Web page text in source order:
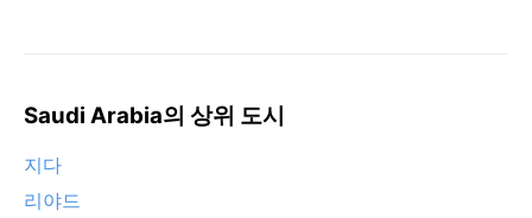
Saudi Arabia의 상위 도시
지다
리야드